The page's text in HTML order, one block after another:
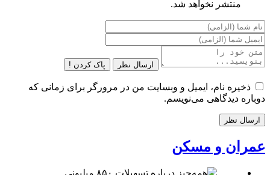
منتشر نخواهد شد.
ارسال نظر پاک کردن !
ذخیره نام، ایمیل و وبسایت من در مرورگر برای زمانی که
دوباره دیدگاهی می‌نویسم.
عمران و مسکن